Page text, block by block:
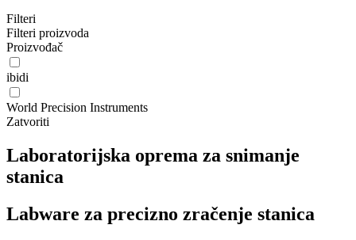
Filteri
Filteri proizvoda
Proizvođač
ibidi
World Precision Instruments
Zatvoriti
Laboratorijska oprema za snimanje
stanica
Labware za precizno zračenje stanica